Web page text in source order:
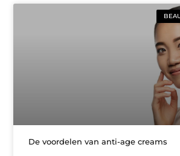
De voordelen van anti-age creams